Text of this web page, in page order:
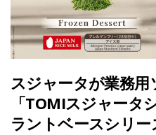
スジャータが業務
「TOMIスジャータ
ラントベースシリー